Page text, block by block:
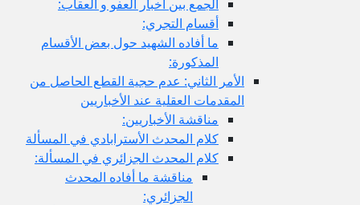
الجمع بين أخبار العفو و العقاب:
أقسام التجري:
ما أفاده الشهيد حول بعض الأقسام
الأمر الثاني: عدم حجية القطع الحاصل من
المقدمات العقلية عند الأخباريين
مناقشة الأخباريين:
كلام المحدث الأسترابادي في المسألة
كلام المحدث الجزائري في المسألة:
مناقشة ما أفاده المحدث